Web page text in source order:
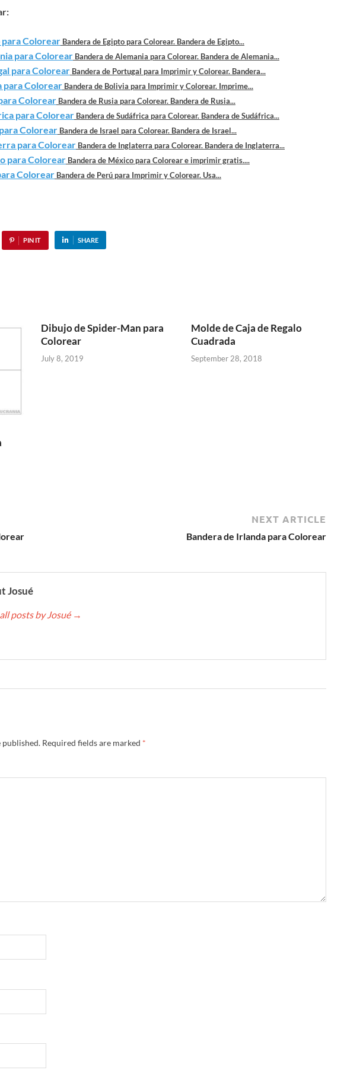
para Colorear Bandera de Egipto para Colorear. Bandera de Egipto...
para Colorear Bandera de Alemania para Colorear. Bandera de Alemania...
para Colorear Bandera de Portugal para Imprimir y Colorear. Bandera...
para Colorear Bandera de Bolivia para Imprimir y Colorear. Imprime...
Colorear Bandera de Rusia para Colorear. Bandera de Rusia...
para Colorear Bandera de Sudáfrica para Colorear. Bandera de Sudáfrica...
Colorear Bandera de Israel para Colorear. Bandera de Israel...
para Colorear Bandera de Inglaterra para Colorear. Bandera de Inglaterra...
para Colorear Bandera de México para Colorear e imprimir gratis....
Colorear Bandera de Perú para Imprimir y Colorear. Usa...
PIN IT SHARE
Dibujo de Spider-Man para
Colorear
July 8, 2019
Molde de Caja de Regalo
Cuadrada
September 28, 2018
NEXT ARTICLE
Bandera de Irlanda para Colorear
Josué
posts by Josué →
published. Required fields are marked *